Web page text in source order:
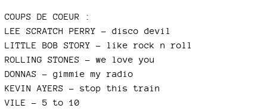
COUPS DE COEUR :
LEE SCRATCH PERRY - disco devil
LITTLE BOB STORY - like rock n roll
ROLLING STONES - we love you
DONNAS - gimmie my radio
KEVIN AYERS - stop this train
VILE - 5 to 10